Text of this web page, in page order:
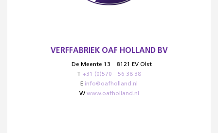
VERFFABRIEK OAF HOLLAND BV
De Meente 13
8121 EV Olst
T +31 (0)570 – 56 38 38
E info@oafholland.nl
W www.oafholland.nl